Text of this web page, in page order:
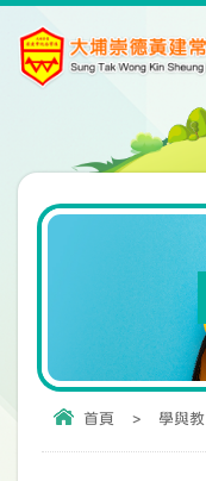
首頁 > 學與教